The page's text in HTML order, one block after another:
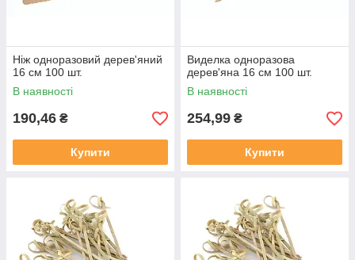
Ніж одноразовий дерев'яний
16 см 100 шт.
В наявності
190,46 ₴
Купити
Виделка одноразова
дерев'яна 16 см 100 шт.
В наявності
254,99 ₴
Купити